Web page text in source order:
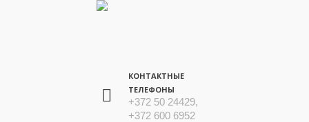
КОНТАКТНЫЕ
ТЕЛЕФОНЫ
+372 50 24429,
+372 600 6952